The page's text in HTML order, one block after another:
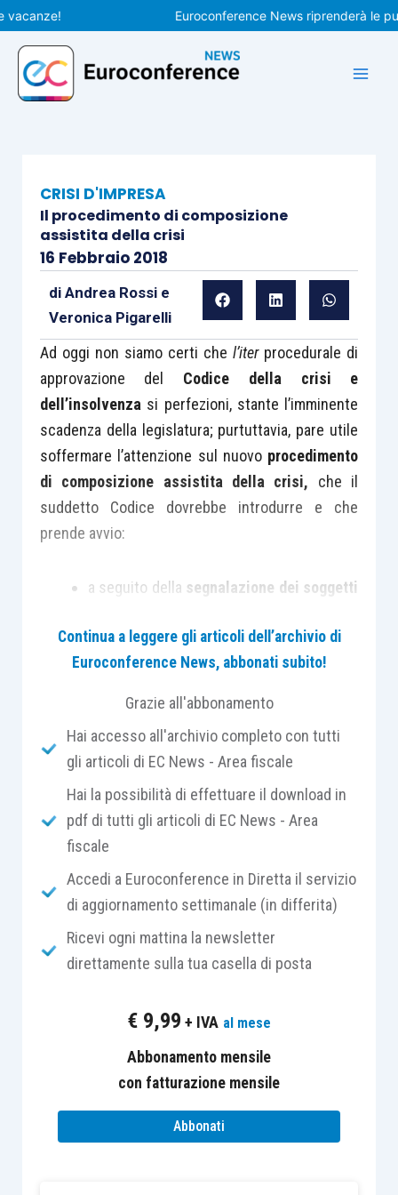
Vai
al
contenuto
Euroconference News riprenderà le
CRISI D'IMPRESA
Il procedimento di composizione
assistita della crisi
16 Febbraio 2018
di Andrea Rossie
Veronica Pigarelli
Ad oggi non siamo certi chel’iter procedurale di
approvazione del Codice
della crisi e
dell’insolvenza si perfezioni, stante l’imminente
scadenza della legislatura; purtuttavia, pare utile
soffermare l’attenzione sul nuovo procedimento
di composizione assistita della crisi, che il
suddetto Codice dovrebbe introdurre e che
prende avvio:
a seguito della segnalazione dei soggetti
a seguito diistanza presentata dal
debitore in difficoltà economica.
procedura di composizione assistita
finalizzata ad agevolare lo svolgimento delle
trattative tra debitore e creditori e prevede
l’istituzione, presso ciascuna Camera di
Commercio, di unapposito organismocon il
compito di gestire il procedimento di allerta ed
assistere l’imprenditore nel superamento della
crisi.
Tale organismo opera tramite un
individuato dal Codice nella persona del
o di un suo delegato.
La procedura prevede che, ricevuta la
oppure a seguito di apposita
Continua a leggere gli articoli dell’archivio di
Euroconference News, abbonati subito!
Grazie all'abbonamento
Hai accesso all'archivio completo con tutti
gli articoli di EC News - Area fiscale
Hai la possibilità di effettuare il download in
pdf di tutti gli articoli di EC News - Area
fiscale
Accedi a Euroconference in Diretta il servizio
di aggiornamento settimanale (in differita)
Ricevi ogni mattina la newsletter
direttamente sulla tua casella di posta
€ 9,99 + IVA al mese
Abbonamento mensile
con fatturazione mensile
Abbonati